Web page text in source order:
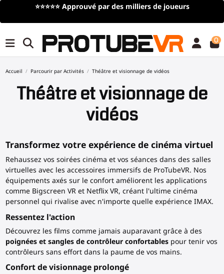
⭐⭐⭐⭐⭐ Approuvé par des milliers de joueurs
0
Accueil Parcourir par Activités Théâtre et visionnage de vidéos
Théâtre et visionnage de
vidéos
Transformez votre expérience de cinéma virtuel
Rehaussez vos soirées cinéma et vos séances dans des salles
virtuelles avec les accessoires immersifs de ProTubeVR. Nos
équipements axés sur le confort améliorent les applications
comme Bigscreen VR et Netflix VR, créant l'ultime cinéma
personnel qui rivalise avec n'importe quelle expérience IMAX.
Ressentez l'action
Découvrez les films comme jamais auparavant grâce à des
poignées et sangles de contrôleur confortablespour tenir vos
contrôleurs sans effort dans la paume de vos mains.
Confort de visionnage prolongé